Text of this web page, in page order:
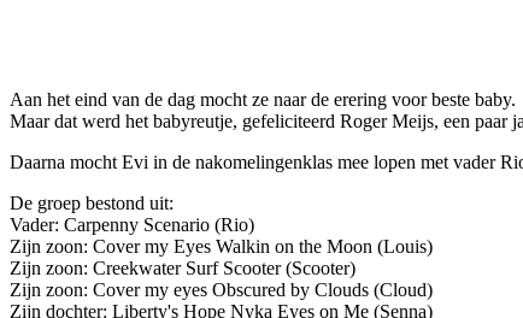
Aan het eind van de dag mocht ze naar de erering voor beste baby.
Maar dat werd het babyreutje, gefeliciteerd Roger Meijs, een paar
Daarna mocht Evi in de nakomelingenklas mee lopen met vader
De groep bestond uit:
Vader: Carpenny Scenario (Rio)
Zijn zoon: Cover my Eyes Walkin on the Moon (Louis)
Zijn zoon: Creekwater Surf Scooter (Scooter)
Zijn zoon: Cover my eyes Obscured by Clouds (Cloud)
Zijn dochter: Liberty's Hope Nyka Eyes on Me (Senna)